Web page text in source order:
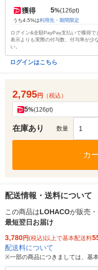
獲得 5%(126pt)
うち4.5%は利用先・期間限定
ログイン&全額PayPay支払いで獲得で
表示よりも実際の付与数、付与率が少
い。
ログインはこちら
2,795円 （税込）
5%(126pt)
在庫あり 数量 1
カ
配送情報・送料について
この商品はLOHACOが販売・
最短翌日お届け
3,780円(税込)以上で基本配送料
配送料について
※一部の商品につきましては、基